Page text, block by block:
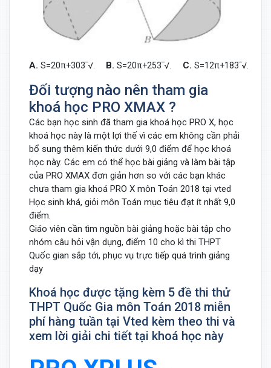
A. S=20π+303‾√. B. S=20π+253‾√. C. S=12π+183‾√.
Đối tượng nào nên tham gia
khoá học PRO XMAX ?
Các bạn học sinh đã tham gia khoá học PRO X, học
khoá học này là một lợi thế vì các em không cần phải
bổ sung thêm kiến thức dưới 9,0 điểm để học khoá
học này. Các em có thể học bài giảng và làm bài tập
của PRO XMAX đơn giản hơn so với các bạn khác
chưa tham gia khoá PRO X môn Toán 2018 tại vted
Học sinh khá, giỏi môn Toán mục tiêu đạt ít nhất 9,0
điểm.
Giáo viên cần tìm nguồn bài giảng hoặc bài tập cho
nhóm câu hỏi vận dụng, điểm 10 cho kì thi THPT
Quốc gian sắp tới, phục vụ trực tiếp quá trình giảng
dạy
Khoá học được tặng kèm 5 đề thi thử
THPT Quốc Gia môn Toán 2018 miễn
phí hàng tuần tại Vted kèm theo thi và
xem lời giải chi tiết tại khoá học này